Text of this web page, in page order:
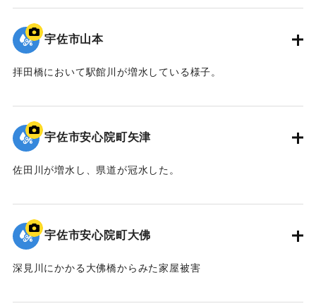
｜固有コード:01064016
宇佐市山本
拝田橋において駅館川が増水している様子。
｜固有コード:01064015
宇佐市安心院町矢津
佐田川が増水し、県道が冠水した。
｜固有コード:01064014
宇佐市安心院町大佛
深見川にかかる大佛橋からみた家屋被害
｜固有コード:01064013